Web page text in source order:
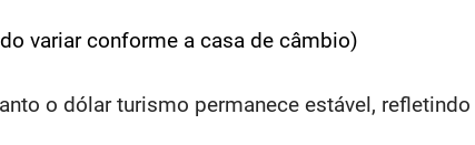
variar conforme a casa de câmbio)
o dólar turismo permanece estável,